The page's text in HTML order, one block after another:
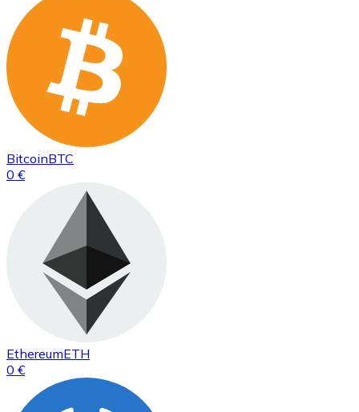
BitcoinBTC
0 €
EthereumETH
0 €